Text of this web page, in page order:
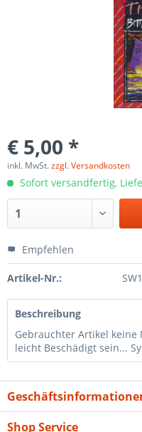
€ 5,00 *
inkl. MwSt.zzgl. Versandkosten
Sofort versandfertig,
Empfehlen
Artikel-Nr.:
Beschreibung
Gebrauchter Artikel
leicht Beschädigt sein...
Shop Service